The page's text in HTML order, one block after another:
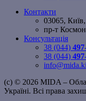
Контакти
03065,
пр-т
Консультація
38 (044)
38 (044)
(c) © 2026 MIDA –
Україні. Всі права